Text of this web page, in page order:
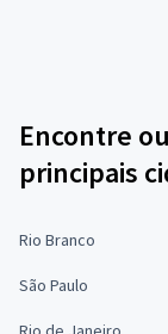
Encontre
principais
Rio Branco
São Paulo